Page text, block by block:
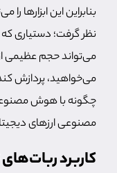
بنابراین این ابزارها
نظر گرفت؛ دستیاری
می‌تواند حجم عظیمی از
می‌خواهید، پردازش
چگونه با هوش
مصنوعی ارزهای
کاربرد